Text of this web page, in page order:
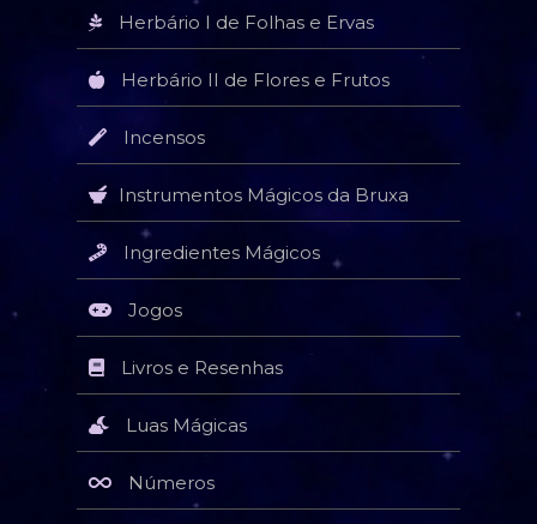
Herbário I de Folhas e Ervas
Herbário II de Flores e Frutos
Incensos
Instrumentos Mágicos da Bruxa
Ingredientes Mágicos
Jogos
Livros e Resenhas
Luas Mágicas
Números